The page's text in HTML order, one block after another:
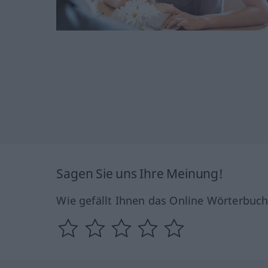
Sagen Sie uns Ihre Meinung!
Wie gefällt Ihnen das Online